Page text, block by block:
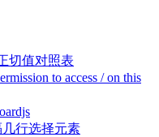
切值对照表
to access / on this
几行选择元素